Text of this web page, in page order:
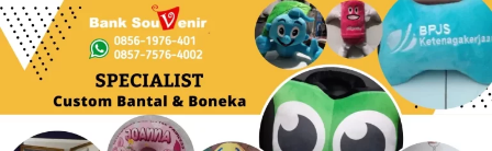
Langsung
ke